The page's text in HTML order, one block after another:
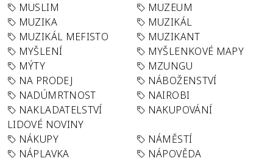
MUSLIM
MUZEUM
MUZIKA
MUZIKÁL
MUZIKÁL MEFISTO
MUZIKANT
MYŠLENÍ
MYŠLENKOVÉ MAPY
MÝTY
MZUNGU
NA PRODEJ
NÁBOŽENSTVÍ
NADÚMRTNOST
NAIROBI
NAKLADATELSTVÍ
LIDOVÉ NOVINY
NAKUPOVÁNÍ
NÁKUPY
NÁMĚSTÍ
NÁPLAVKA
NÁPOVĚDA